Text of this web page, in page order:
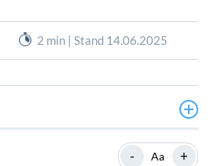
2 min | Stand 14.06.2025
der USDC
- Aa +